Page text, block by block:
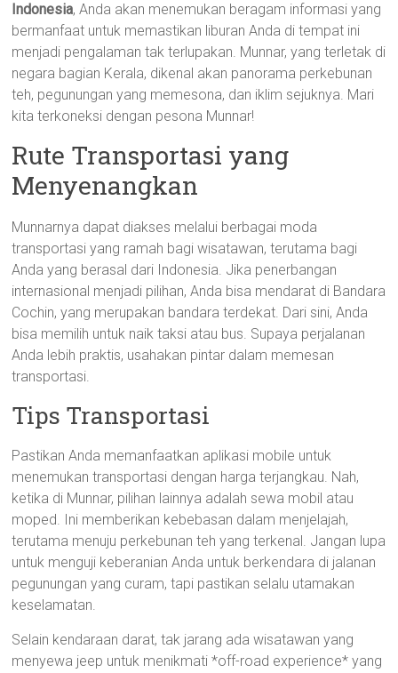
Indonesia, Anda akan menemukan beragam informasi yang
bermanfaat untuk memastikan liburan Anda di tempat ini
menjadi pengalaman tak terlupakan. Munnar, yang terletak di
negara bagian Kerala, dikenal akan panorama perkebunan
teh, pegunungan yang memesona, dan iklim sejuknya. Mari
kita terkoneksi dengan pesona Munnar!
Rute Transportasi yang
Menyenangkan
Munnarnya dapat diakses melalui berbagai moda
transportasi yang ramah bagi wisatawan, terutama bagi
Anda yang berasal dari Indonesia. Jika penerbangan
internasional menjadi pilihan, Anda bisa mendarat di Bandara
Cochin, yang merupakan bandara terdekat. Dari sini, Anda
bisa memilih untuk naik taksi atau bus. Supaya perjalanan
Anda lebih praktis, usahakan pintar dalam memesan
transportasi.
Tips Transportasi
Pastikan Anda memanfaatkan aplikasi mobile untuk
menemukan transportasi dengan harga terjangkau. Nah,
ketika di Munnar, pilihan lainnya adalah sewa mobil atau
moped. Ini memberikan kebebasan dalam menjelajah,
terutama menuju perkebunan teh yang terkenal. Jangan lupa
untuk menguji keberanian Anda untuk berkendara di jalanan
pegunungan yang curam, tapi pastikan selalu utamakan
keselamatan.
Selain kendaraan darat, tak jarang ada wisatawan yang
menyewa jeep untuk menikmati *off-road experience* yang